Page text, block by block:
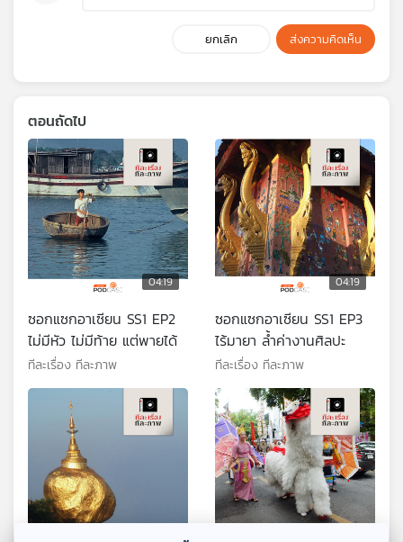
ยกเลิก ส่งความคิดเห็น
ตอนถัดไป
04:19
ซอกแซกอาเซียน SS1 EP2
ไม่มีหัว ไม่มีท้าย แต่พายได้
ทีละเรื่อง ทีละภาพ
04:19
ซอกแซกอาเซียน SS1 EP3
ไร้มายา ล้ำค่างานศิลปะ
ทีละเรื่อง ทีละภาพ